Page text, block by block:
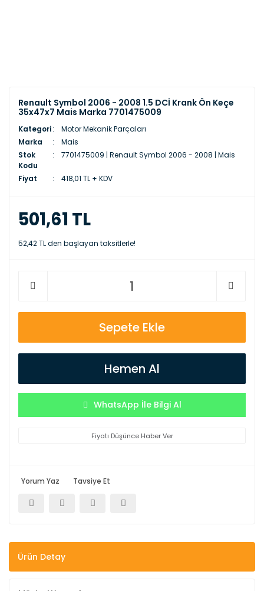
Renault Symbol 2006 - 2008 1.5 DCİ Krank Ön Keçe
35x47x7 Mais Marka 7701475009
Kategori
Motor Mekanik Parçaları
Marka
Mais
Stok
Kodu
7701475009 | Renault Symbol 2006 - 2008 | Mais
Fiyat 418,01 TL + KDV
501,61 TL
52,42 TL den başlayan taksitlerle!
Sepete Ekle
Hemen Al
WhatsApp İle Bilgi Al
Fiyatı Düşünce Haber Ver
Yorum Yaz Tavsiye Et
Ürün Detay